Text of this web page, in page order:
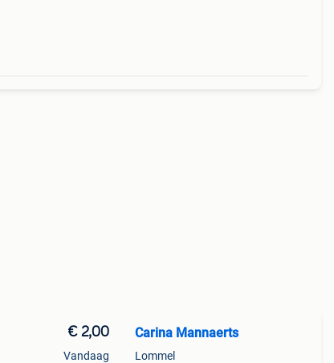
€ 2,00
Vandaag
Carina Mannaerts
Lommel